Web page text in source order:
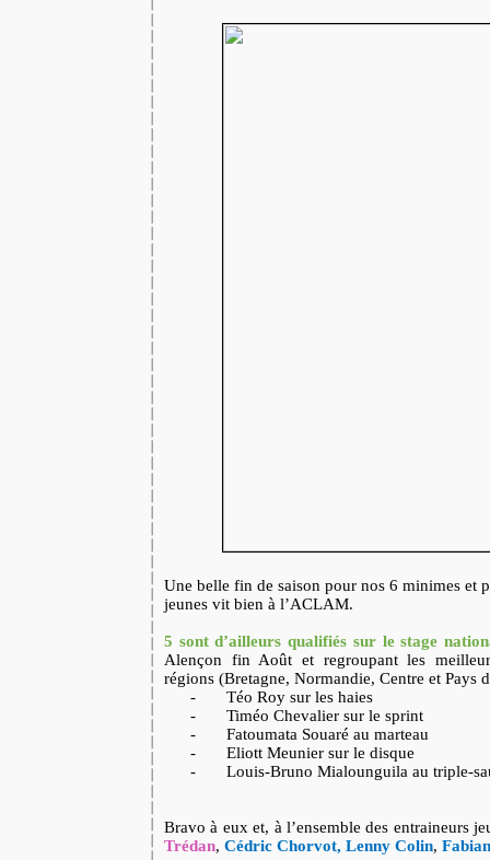
Une belle fin de saison pour nos 6 minimes et
jeunes vit bien à l’ACLAM.
5 sont d’ailleurs qualifiés sur le stage
Alençon fin Août et regroupant les
régions (Bretagne, Normandie, Centre et Pays
-
Téo Roy sur les haies
-
Timéo Chevalier sur le sprint
-
Fatoumata Souaré au marteau
-
Eliott Meunier sur le disque
-
Louis-Bruno Mialounguila au triple-
Bravo à eux et, à l’ensemble des entraineurs
Trédan, Cédric Chorvot, Lenny Colin,